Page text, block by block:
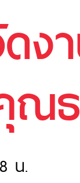
ง
ณ
น.